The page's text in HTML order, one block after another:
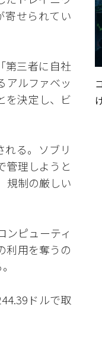
せられてい
第三者に自社
アルファベッ
を決定し、ビ
る。ソブリ
管理しようと
規制の厳しい
ンピューティ
利用を奪うの
ドルで取